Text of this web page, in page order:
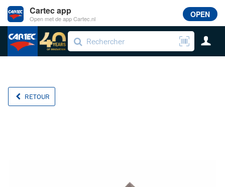
RETOUR
Cartec app
Open met de app Cartec.nl OPEN